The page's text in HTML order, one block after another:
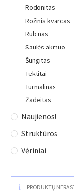
PRODUKTŲ
Rodonitas
Rožinis kvarcas
Rubinas
Saulės akmuo
Šungitas
Tektitai
Turmalinas
Žadeitas
Naujienos!
Struktūros
Vėriniai